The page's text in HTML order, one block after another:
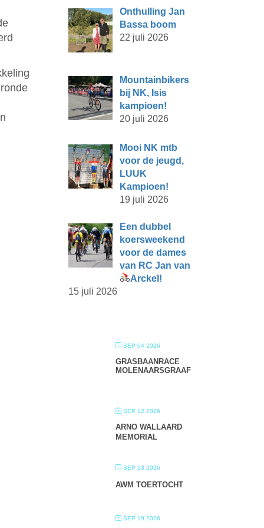
Onthulling Jan
Bassa boom
22 juli 2026
Mountainbikers
bij NK, Isis
kampioen!
20 juli 2026
Mooi NK mtb
voor de jeugd,
LUUK
Kampioen!
19 juli 2026
Een dubbel
koersweekend
voor de dames
van RC Jan van
Arckel!
15 juli 2026
SEP 04 2026
GRASBAANRACE
MOLENAARSGRAAF
SEP 12 2026
ARNO WALLAARD
MEMORIAL
SEP 13 2026
AWM TOERTOCHT
SEP 19 2026